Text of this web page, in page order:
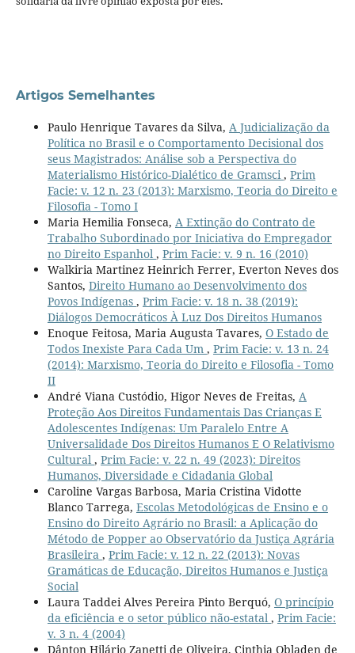
Artigos Semelhantes
Paulo Henrique Tavares da Silva, A Judicialização da
Política no Brasil e o Comportamento Decisional dos
seus Magistrados: Análise sob a Perspectiva do
Materialismo Histórico-Dialético de Gramsci , Prim
Facie: v. 12 n. 23 (2013): Marxismo, Teoria do Direito e
Filosofia - Tomo I
Maria Hemilia Fonseca, A Extinção do Contrato de
Trabalho Subordinado por Iniciativa do Empregador
no Direito Espanhol , Prim Facie: v. 9 n. 16 (2010)
Walkiria Martinez Heinrich Ferrer, Everton Neves dos
Santos, Direito Humano ao Desenvolvimento dos
Povos Indígenas , Prim Facie: v. 18 n. 38 (2019):
Diálogos Democráticos À Luz Dos Direitos Humanos
Enoque Feitosa, Maria Augusta Tavares, O Estado de
Todos Inexiste Para Cada Um , Prim Facie: v. 13 n. 24
(2014): Marxismo, Teoria do Direito e Filosofia - Tomo
II
André Viana Custódio, Higor Neves de Freitas, A
Proteção Aos Direitos Fundamentais Das Crianças E
Adolescentes Indígenas: Um Paralelo Entre A
Universalidade Dos Direitos Humanos E O Relativismo
Cultural , Prim Facie: v. 22 n. 49 (2023): Direitos
Humanos, Diversidade e Cidadania Global
Caroline Vargas Barbosa, Maria Cristina Vidotte
Blanco Tarrega, Escolas Metodológicas de Ensino e o
Ensino do Direito Agrário no Brasil: a Aplicação do
Método de Popper ao Observatório da Justiça Agrária
Brasileira , Prim Facie: v. 12 n. 22 (2013): Novas
Gramáticas de Educação, Direitos Humanos e Justiça
Social
Laura Taddei Alves Pereira Pinto Berquó, O princípio
da eficiência e o setor público não-estatal , Prim Facie:
v. 3 n. 4 (2004)
Dânton Hilário Zanetti de Oliveira, Cinthia Obladen de